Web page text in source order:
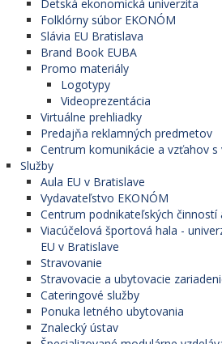
Detská ekonomická univerzita
Folklórny súbor EKONÓM
Slávia EU Bratislava
Brand Book EUBA
Promo materiály
Logotypy
Videoprezentácia
Virtuálne prehliadky
Predajňa reklamných predmetov
Centrum komunikácie a vzťahov
Služby
Aula EU v Bratislave
Vydavateľstvo EKONÓM
Centrum podnikateľských činností
Viacúčelová športová hala -
EU v Bratislave
Stravovanie
Stravovacie a ubytovacie
Cateringové služby
Ponuka letného ubytovania
Znalecký ústav